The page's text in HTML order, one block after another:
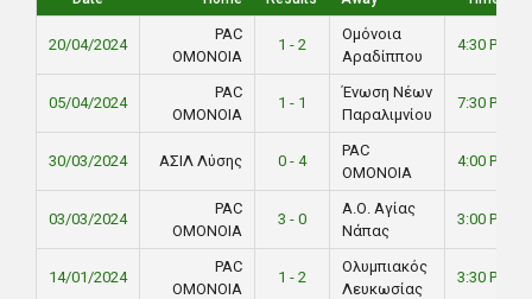
20/04/2024
PAC
ΟΜΟΝΟΙΑ
1 - 2
Ομόνοια
Αραδίππου
4:30 PM
05/04/2024
PAC
ΟΜΟΝΟΙΑ
1 - 1
Ένωση Νέων
Παραλιμνίου
7:30 PM
30/03/2024 ΑΣΙΛ Λύσης 0 - 4
PAC
ΟΜΟΝΟΙΑ
4:00 PM
03/03/2024
PAC
ΟΜΟΝΟΙΑ
3 - 0
Α.Ο. Αγίας
Νάπας
3:00 PM
14/01/2024
PAC
ΟΜΟΝΟΙΑ
1 - 2
Ολυμπιακός
Λευκωσίας
3:30 PM